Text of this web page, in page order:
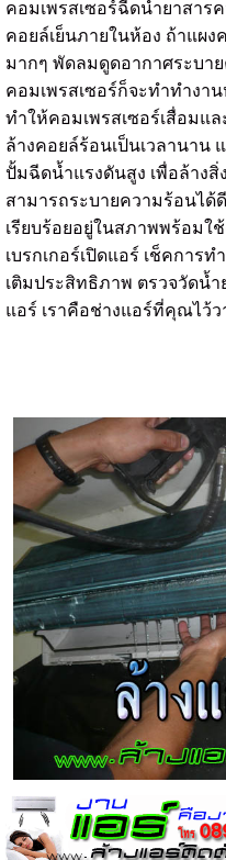
คอมเพรสเซอร์ฉีดน้ำยาสาร
คอยล์เย็นภายในห้อง ถ้าแผ
มากๆ พัดลมดูดอากาศระบา
คอมเพรสเซอร์ก็จะทำทำงา
ทำให้คอมเพรสเซอร์เสื่อมแล
ล้างคอยล์ร้อนเป็นเวลานาน
ปั้มฉีดน้ำแรงดันสูง เพื่อล้าง
สามารถระบายความร้อนได้
เรียบร้อยอยู่ในสภาพพร้อมใ
เบรกเกอร์เปิดแอร์ เช็คการ
เติมประสิทธิภาพ ตรวจวัดน้
แอร์ เราคือช่างแอร์ที่คุณไว้ว